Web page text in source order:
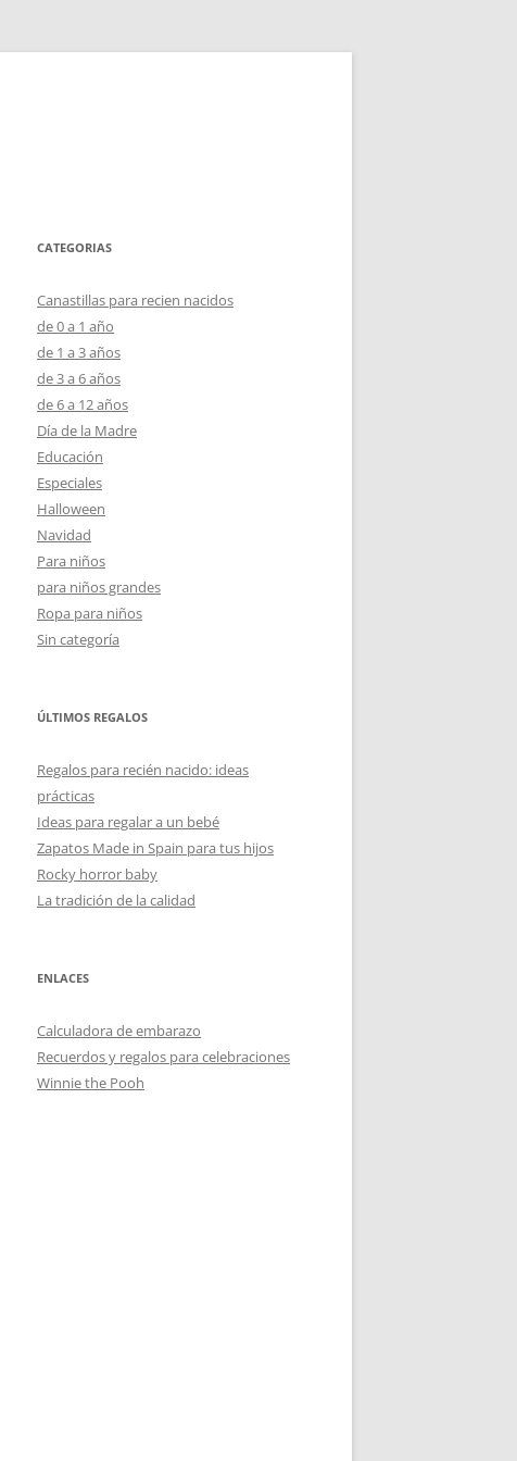
CATEGORIAS
Canastillas para recien nacidos
de 0 a 1 año
de 1 a 3 años
de 3 a 6 años
de 6 a 12 años
Día de la Madre
Educación
Especiales
Halloween
Navidad
Para niños
para niños grandes
Ropa para niños
Sin categoría
ÚLTIMOS REGALOS
Regalos para recién nacido: ideas
prácticas
Ideas para regalar a un bebé
Zapatos Made in Spain para tus hijos
Rocky horror baby
La tradición de la calidad
ENLACES
Calculadora de embarazo
Recuerdos y regalos para celebraciones
Winnie the Pooh